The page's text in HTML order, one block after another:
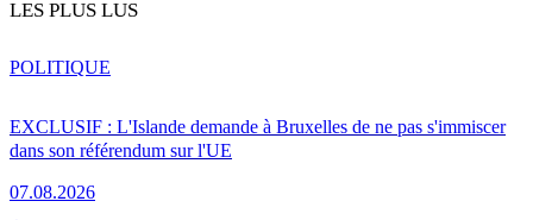
LES PLUS LUS
EXCLUSIF : L'Islande demande à Bruxelles de ne pas s'immiscer
dans son référendum sur l'UE
07.08.2026
POLITIQUE